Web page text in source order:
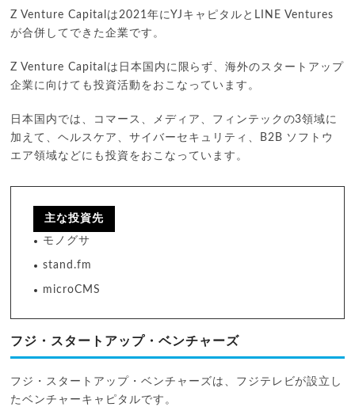
Z Venture Capitalは2021年にYJキャピタルとLINE Ventures
が合併してできた企業です。
Z Venture Capitalは日本国内に限らず、海外のスタートアップ
企業に向けても投資活動をおこなっています。
日本国内では、コマース、メディア、フィンテックの3領域に
加えて、ヘルスケア、サイバーセキュリティ、B2B ソフトウ
エア領域などにも投資をおこなっています。
主な投資先
モノグサ
stand.fm
microCMS
フジ・スタートアップ・ベンチャーズ
フジ・スタートアップ・ベンチャーズは、フジテレビが設立し
たベンチャーキャピタルです。